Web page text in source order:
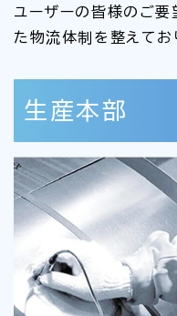
ユーザーの皆様のご要
た物流体制を整えてお
生産本部